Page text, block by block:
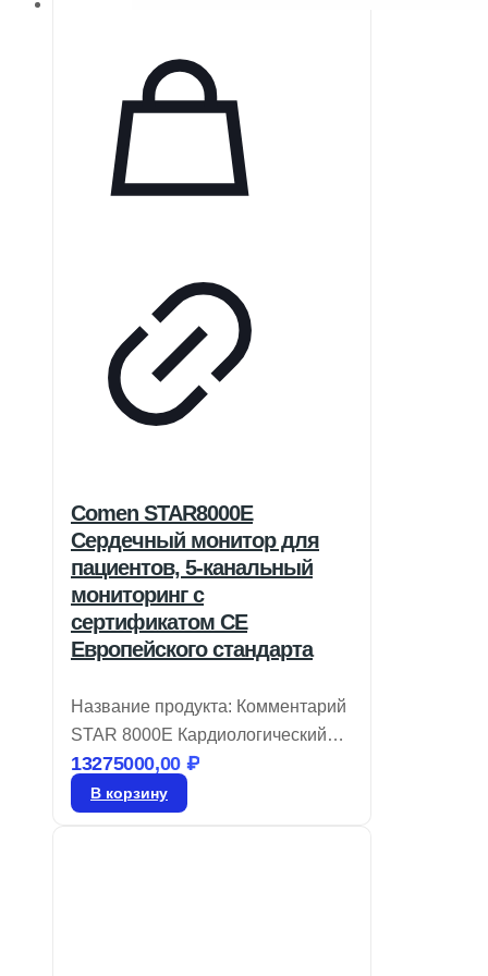
Comen STAR8000E
Сердечный монитор для
пациентов, 5-канальный
мониторинг с
сертификатом CE
Европейского стандарта
Название продукта: Комментарий
STAR 8000E Кардиологический
монитор пациента Бренд: Comen
Модель: STAR8000E Монитор
13275000,00 ₽
В корзину